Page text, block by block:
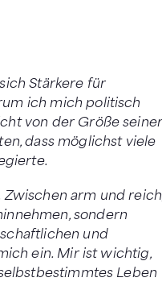
Stärkere für
ich mich politisch
von der Größe
dass möglichst viele
arm und
sondern
und
ein. Mir ist wichtig,
Leben